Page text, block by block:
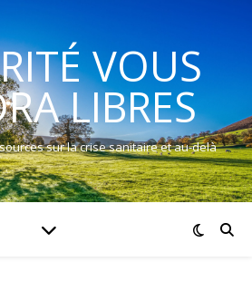
VOUS
LIBRES
sur la crise sanitaire et au-delà